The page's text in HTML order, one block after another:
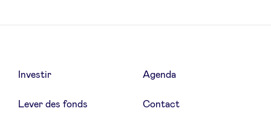
Avantages
BeAngels Academy
Investir
Lever des fonds
Agenda
Contact